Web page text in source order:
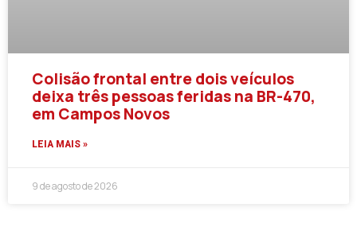
Colisão frontal entre dois veículos
deixa três pessoas feridas na BR-470,
em Campos Novos
LEIA MAIS »
9 de agosto de 2026